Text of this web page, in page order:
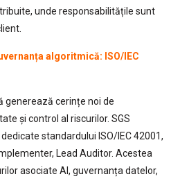
unde responsabilitățile sunt
algoritmică: ISO/IEC
generează cerințe noi de
și control al riscurilor. SGS
standardului ISO/IEC 42001,
Lead Auditor. Acestea
asociate AI, guvernanța datelor,